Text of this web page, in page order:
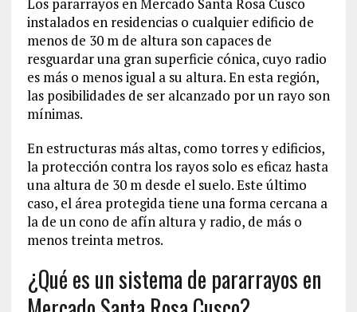
Los pararrayos en Mercado Santa Rosa Cusco
instalados en residencias o cualquier edificio de
menos de 30 m de altura son capaces de
resguardar una gran superficie cónica, cuyo radio
es más o menos igual a su altura. En esta región,
las posibilidades de ser alcanzado por un rayo son
mínimas.
En estructuras más altas, como torres y edificios,
la protección contra los rayos solo es eficaz hasta
una altura de 30 m desde el suelo. Este último
caso, el área protegida tiene una forma cercana a
la de un cono de afín altura y radio, de más o
menos treinta metros.
¿Qué es un sistema de pararrayos en